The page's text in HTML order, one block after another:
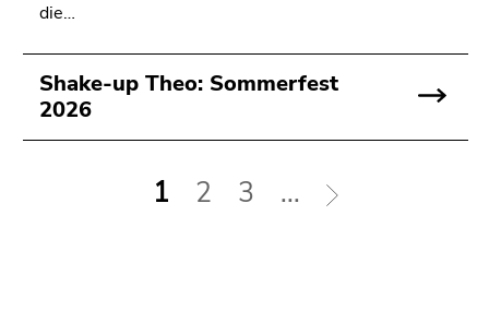
die…
Shake-up Theo: Sommerfest
2026
1 2 3 ...